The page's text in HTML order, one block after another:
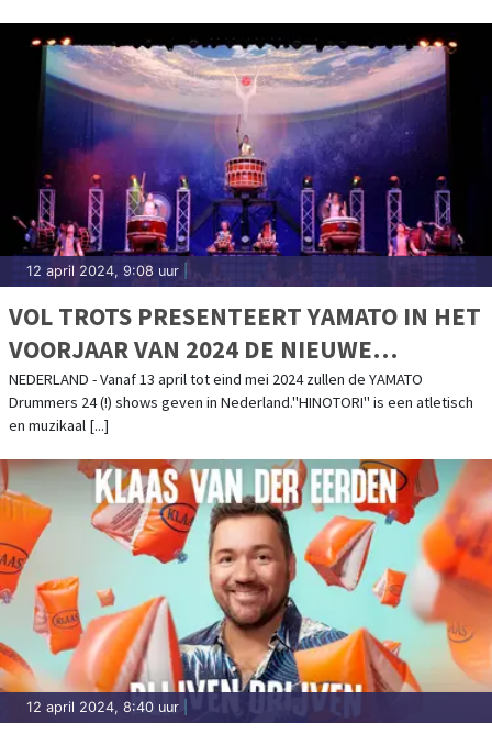
12 april 2024, 9:08 uur
VOL TROTS PRESENTEERT YAMATO IN HET
VOORJAAR VAN 2024 DE NIEUWE
WERELDTOUR: "HINOTORI" IN
NEDERLAND
NEDERLAND - Vanaf 13 april tot eind mei 2024 zullen de YAMATO
Drummers 24 (!) shows geven in Nederland."HINOTORI" is een atletisch
en muzikaal [...]
12 april 2024, 8:40 uur